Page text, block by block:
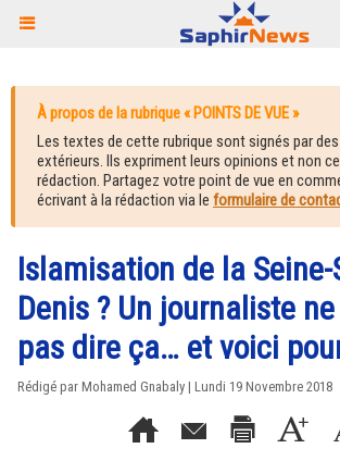
À propos de la rubrique « POINTS DE VUE »
Les textes de cette rubrique sont signés par
extérieurs. Ils expriment leurs opinions et non
rédaction. Partagez votre point de vue en
écrivant à la rédaction via le formulaire de
Islamisation de la
Denis ? Un journaliste
pas dire ça… et voici
Rédigé par Mohamed Gnabaly | Lundi 19 Novembre 2018